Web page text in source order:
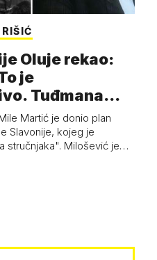
Oluje rekao:
je
Tuđmana
Martić je donio plan
Slavonije, kojeg je
stručnjaka". Milošević je…